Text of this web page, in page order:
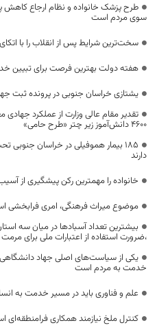
طرح پزشک خانواده و نظام ارجاع کاهش
سوی مردم است
سخت‌ترین شرایط پس از انقلاب را با
هفته دولت بهترین فرصت برای تبیین
یشتازی خراسان جنوبی در پرونده ثبت
تقدیر مقام عالی وزارت از عملکرد
۴۶۰۰ دانش‌آموز زیر چتر «طرح حامی»
۱۸۵ بیمار هموفیلی در خراسان
دارند
خانواده را مهمترین رکن پیشگیری از
موضوع میراث فرهنگی، امری فرابخشی
بیشترین تعداد آسبادها در میان سه
،ضرورت استفاده از اعتبارات ملی برای
یکی از سیاست‌های اصلی جهاد
خدمت به مردم است
علم و فناوری باید در مسیر خدمت به
کنترل ملخ نیازمند همکاری فرامنطقه‌ای